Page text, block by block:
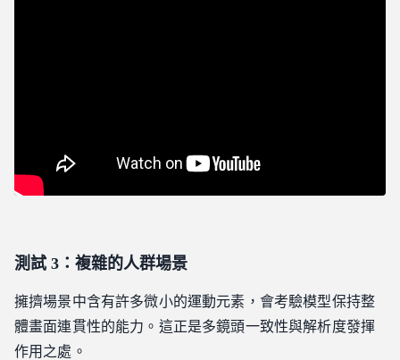
測試 3：複雜的人群場景
擁擠場景中含有許多微小的運動元素，會考驗模型保持整
體畫面連貫性的能力。這正是多鏡頭一致性與解析度發揮
作用之處。